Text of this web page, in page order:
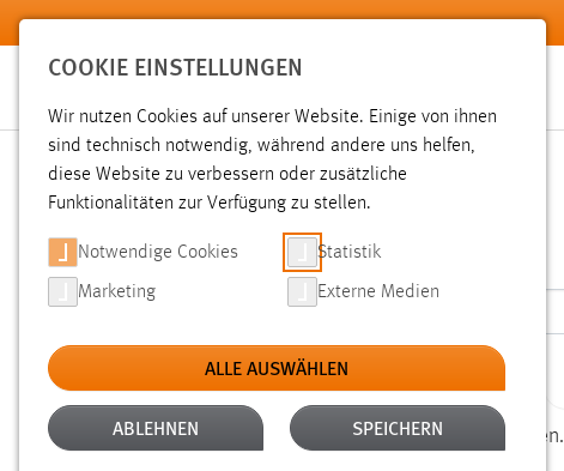
Zum Hauptinhalt springen
SUCHE
Aktive Filter: TYP: SEITEN ALTER: ÜBER EIN JAHR
Gesucht nach "bibliothek". Es wurden 91 Ergebnisse gefunden.
COOKIE EINSTELLUNGEN
Wir nutzen Cookies auf unserer Website. Einige von ihnen
sind technisch notwendig, während andere uns helfen,
diese Website zu verbessern oder zusätzliche
Funktionalitäten zur Verfügung zu stellen.
Notwendige Cookies Statistik
Marketing Externe Medien
ALLE AUSWÄHLEN
ABLEHNEN SPEICHERN